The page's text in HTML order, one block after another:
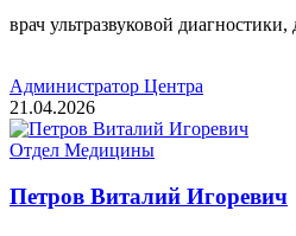
врач ультразвуковой
Администратор Центра
21.04.2026
Отдел Медицины
Петров Виталий Игоревич